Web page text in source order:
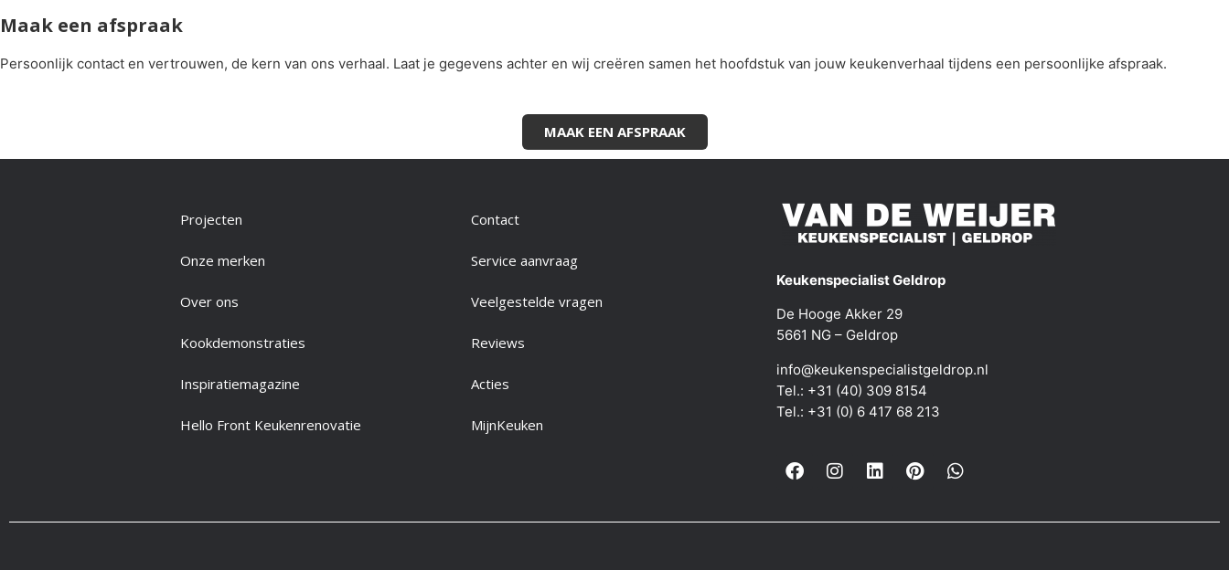
Maak een afspraak
Persoonlijk contact en vertrouwen, de kern van ons verhaal. Laat je gegevens achter en wij creëren samen het hoofdstuk van jouw keukenverhaal tijdens een persoonlijke afspraak.
MAAK EEN AFSPRAAK
Projecten
Onze merken
Over ons
Kookdemonstraties
Inspiratiemagazine
Hello Front Keukenrenovatie
Contact
Service aanvraag
Veelgestelde vragen
Reviews
Acties
MijnKeuken
Keukenspecialist Geldrop
De Hooge Akker 29
5661 NG – Geldrop
info@keukenspecialistgeldrop.nl
Tel.: +31 (40) 309 8154
Tel.: +31 (0) 6 417 68 213